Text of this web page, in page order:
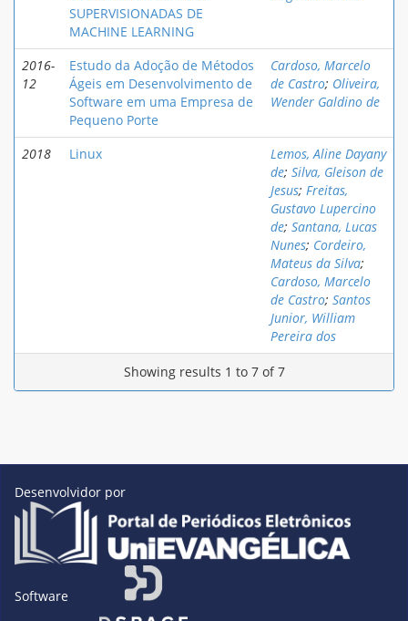
SUPERVISIONADAS DE
MACHINE LEARNING
2016-
12
Estudo da Adoção de Métodos
Ágeis em Desenvolvimento de
Software em uma Empresa de
Pequeno Porte
Cardoso, Marcelo
de Castro; Oliveira,
Wender Galdino de
2018 Linux
Lemos, Aline Dayany
de; Silva, Gleison de
Jesus; Freitas,
Gustavo Lupercino
de; Santana, Lucas
Nunes; Cordeiro,
Mateus da Silva;
Cardoso, Marcelo
de Castro; Santos
Junior, William
Pereira dos
Showing results 1 to 7 of 7
Desenvolvidor por
Software